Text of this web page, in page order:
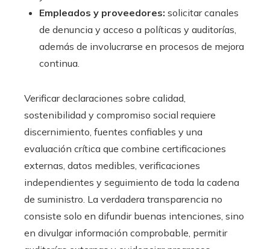
Empleados y proveedores: solicitar canales
de denuncia y acceso a políticas y auditorías,
además de involucrarse en procesos de mejora
continua.
Verificar declaraciones sobre calidad,
sostenibilidad y compromiso social requiere
discernimiento, fuentes confiables y una
evaluación crítica que combine certificaciones
externas, datos medibles, verificaciones
independientes y seguimiento de toda la cadena
de suministro. La verdadera transparencia no
consiste solo en difundir buenas intenciones, sino
en divulgar información comprobable, permitir